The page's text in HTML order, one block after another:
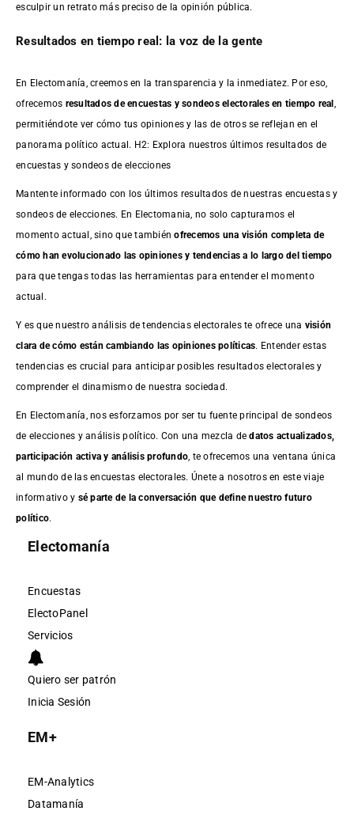
esculpir un retrato más preciso de la opinión pública.
Resultados en tiempo real: la voz de la gente
En Electomanía, creemos en la transparencia y la inmediatez. Por eso,
ofrecemos resultados deencuestas y sondeos electorales en tiempo real
permitiéndote ver cómo tus opiniones y las de otros se reflejan en el
panorama político actual. H2: Explora nuestros últimos resultados de
encuestas y sondeos de elecciones
Mantente informado con los últimos resultados de nuestras encuestasy
sondeos de elecciones. En Electomania, no solo capturamos el
momento actual, sino que tambiénofrecemos una visión completa de
cómo han evolucionado las opiniones y tendencias a lo largo del tiempo
para que tengas todas las herramientas para entender el momento
actual.
Y es que nuestro análisis de tendencias electorales te ofrece una visión
clara de cómo están cambiando las opiniones políticas. Entender estas
tendencias es crucial para anticipar posibles resultados electorales y
comprender el dinamismo de nuestra sociedad.
En Electomanía, nos esforzamos por ser tu fuente principal de sondeos
de elecciones y análisis político. Con una mezcla dedatos actualizados,
participación activa y análisis profundo , te ofrecemos una ventana única
al mundo de las encuestas electorales. Únete a nosotros en este viaje
informativo y sé parte de la conversación que define nuestro futuro
político.
Electomanía
Encuestas
ElectoPanel
Servicios
Quiero ser patrón
Inicia Sesión
EM+
EM-Analytics
Datamanía